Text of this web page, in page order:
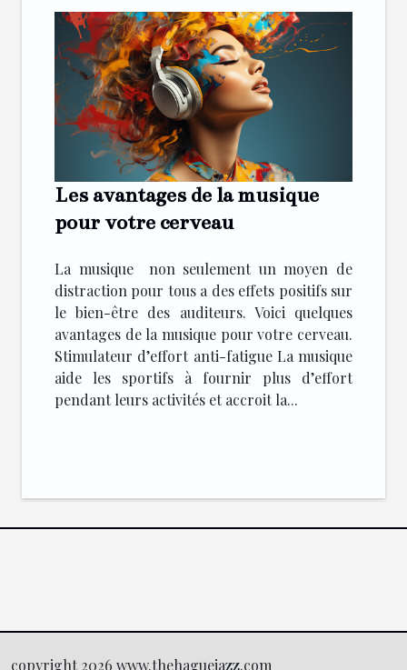
Les avantages de la musique
pour votre cerveau
La musique non seulement un moyen de
distraction pour tous a des effets positifs sur
le bien-être des auditeurs. Voici quelques
avantages de la musique pour votre cerveau.
Stimulateur d’effort anti-fatigue La musique
aide les sportifs à fournir plus d’effort
pendant leurs activités et accroit la...
copyright 2026 www.thehaguejazz.com